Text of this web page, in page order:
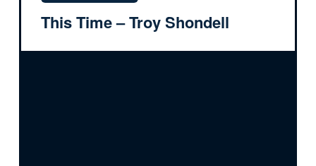
This Time – Troy Shondell